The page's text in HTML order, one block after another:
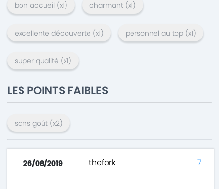
bon accueil (x1) charmant (x1)
excellente découverte (x1) personnel au top (x1)
super qualité (x1)
LES POINTS FAIBLES
sans goût (x2)
26/08/2019 thefork 7